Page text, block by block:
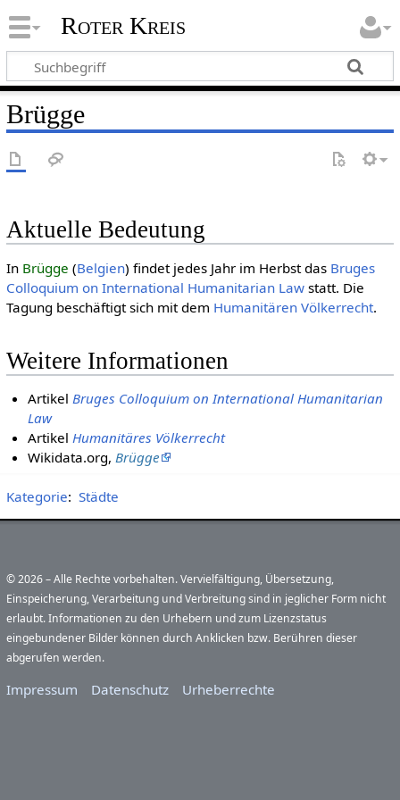
Roter Kreis
Brügge
Aktuelle Bedeutung
In Brügge (Belgien) findet jedes Jahr im Herbst das Bruges
Colloquium on International Humanitarian Lawstatt. Die
Tagung beschäftigt sich mit dem Humani­tären Völker­recht.
Weitere Informationen
ArtikelBruges Colloquium on International Humanitarian
Law
ArtikelHumanitäres Völkerrecht
Wikidata.org,Brügge
Kategorie: Städte
© 2026 – Alle Rechte vorbehalten. Vervielfältigung, Übersetzung,
Einspeicherung, Verarbeitung und Verbreitung sind in jeglicher Form nicht
erlaubt. Informationen zu den Urhebern und zum Lizenzstatus
eingebundener Bilder können durch Anklicken bzw. Berühren dieser
abgerufen werden.
Impressum Datenschutz Urheberrechte